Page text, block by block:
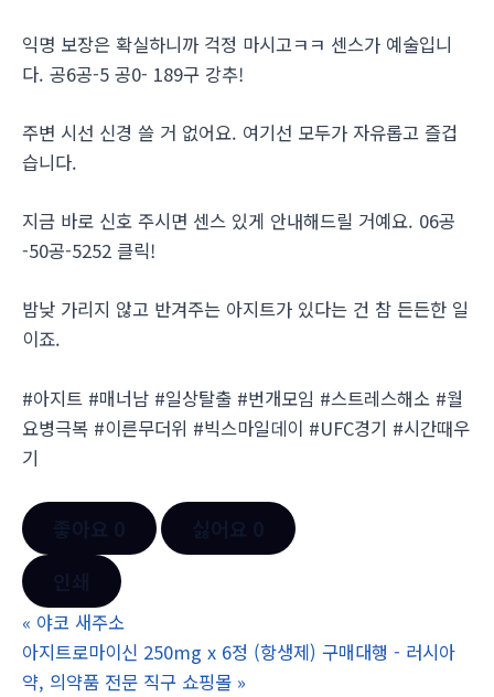
익명 보장은 확실하니까 걱정 마시고ㅋㅋ 센스가 예술입니
다. 공6공-5 공0- 189구 강추!
주변 시선 신경 쓸 거 없어요. 여기선 모두가 자유롭고 즐겁
습니다.
지금 바로 신호 주시면 센스 있게 안내해드릴 거예요. 06공
-50공-5252 클릭!
밤낮 가리지 않고 반겨주는 아지트가 있다는 건 참 든든한 일
이죠.
#아지트 #매너남 #일상탈출 #번개모임 #스트레스해소 #월
요병극복 #이른무더위 #빅스마일데이 #UFC경기 #시간때우
기
« 야코 새주소
아지트로마이신 250mg x 6정 (항생제) 구매대행 - 러시아
약, 의약품 전문 직구 쇼핑몰 »